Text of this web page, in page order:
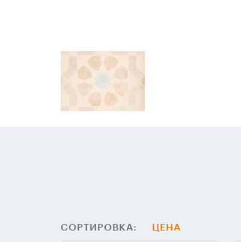
СОРТИРОВКА: ЦЕНА